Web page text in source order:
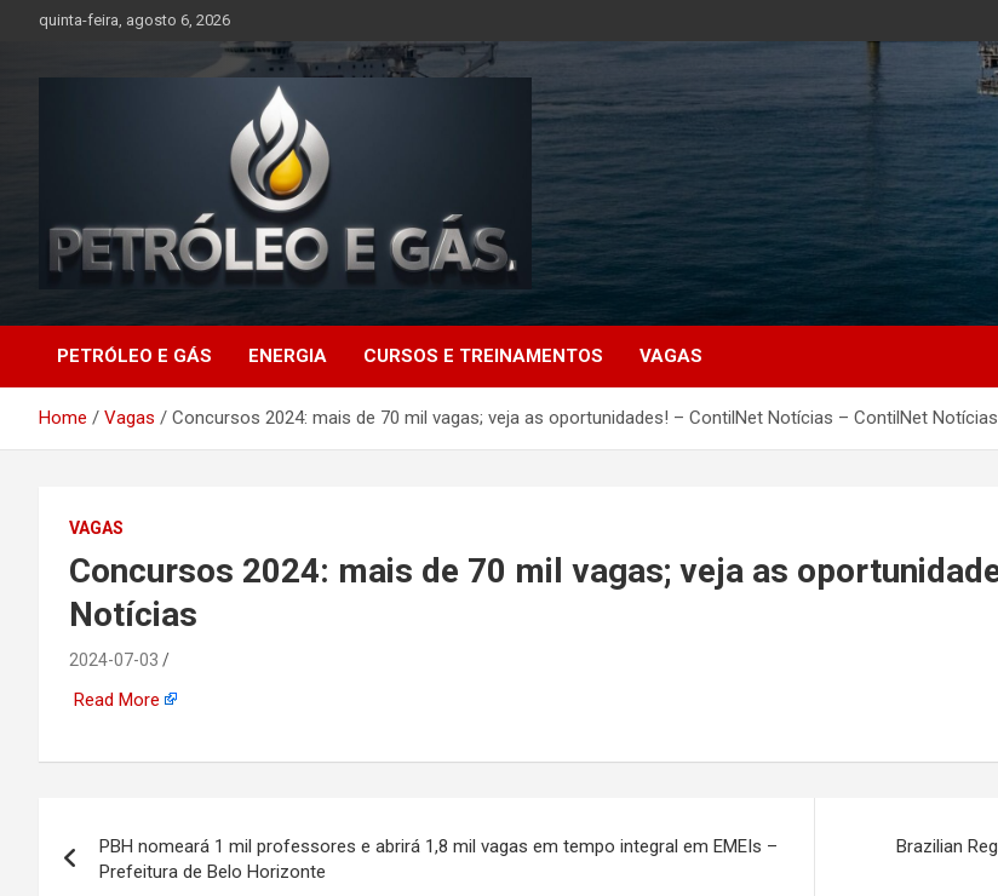
quinta-feira, agosto 6, 2026
Petróleo e Gás |
Últimas notícias
relacionadas a
petróleo, gás, vagas de
emprego, energia, setor
offshore, economia,
tecnologia, indústria
automotiva, mineração,
indústria naval, etc
PETRÓLEO E GÁS ENERGIA CURSOS E TREINAMENTOS VAGAS
Home Vagas Concursos 2024: mais de 70 mil vagas; veja as oportunidades! – ContilNet Notícias – ContilNet Notícias
VAGAS
Concursos 2024: mais de 70 mil vagas; veja as
Notícias
2024-07-03
Read More
de
PBH nomeará 1 mil professores e abrirá 1,8 mil vagas em tempo integral em EMEIs –
Prefeitura de Belo Horizonte
Brazilian